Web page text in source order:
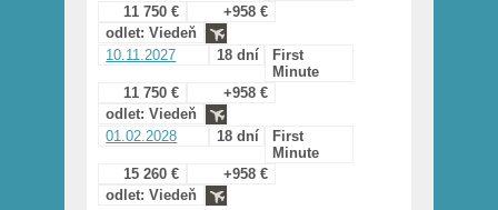
11 750 €
+958 €
odlet: Viedeň
10.11.2027
18 dní
First
Minute
11 750 €
+958 €
odlet: Viedeň
01.02.2028
18 dní
First
Minute
15 260 €
+958 €
odlet: Viedeň